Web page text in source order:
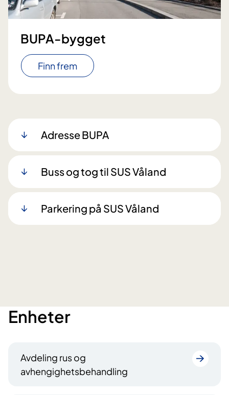
BUPA-bygget
Finn frem
Adresse BUPA
Buss og tog til SUS Våland
Parkering på SUS Våland
Enheter
Avdeling rus og
avhengighetsbehandling